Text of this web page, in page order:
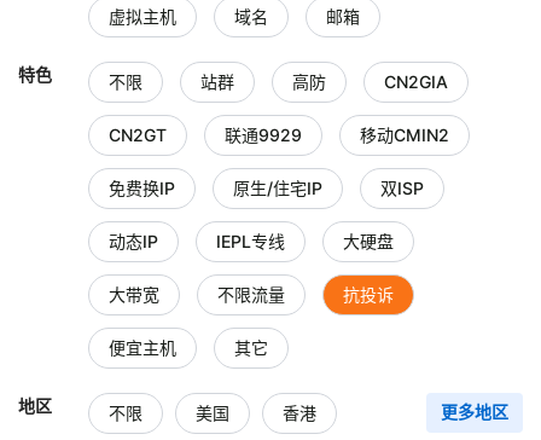
虚拟主机 域名 邮箱
特色 不限 站群 高防 CN2GIA
CN2GT 联通9929 移动CMIN2
免费换IP 原生/住宅IP 双ISP
动态IP IEPL专线 大硬盘
大带宽 不限流量 抗投诉
便宜主机 其它
地区 不限 美国 香港 更多地区